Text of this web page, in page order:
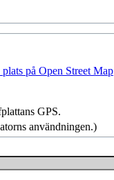
på Open Street Map
GPS.
användningen.)